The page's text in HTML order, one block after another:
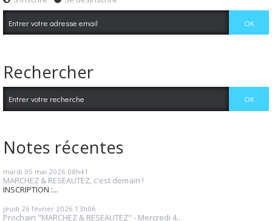
Rechercher
Notes récentes
mardi 05 mai 2026 08h41
MARCHEZ & RESEAUTEZ, c'est demain !
INSCRIPTION :...
jeudi 26 février 2026 13h06
Prochain "MARCHEZ & RESEAUTEZ" - Mercredi 4...